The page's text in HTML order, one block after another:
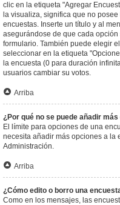
clic en la etiqueta "Agregar
la visualiza, significa que no
encuestas. Inserte un título y al
asegurándose de que cada
formulario. También puede elegir
seleccionar en la etiqueta
la encuesta (0 para duración
usuarios cambiar su votos.
Arriba
¿Por qué no se puede añadir
El límite para opciones de una
necesita añadir más opciones a la
Administración.
Arriba
¿Cómo edito o borro una
Como en los mensajes, las